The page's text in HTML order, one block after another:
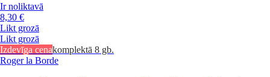
Ir noliktavā
8,30 €
Likt grozā
Likt grozā
Izdevīga cenakomplektā 8 gb.
Roger la Borde